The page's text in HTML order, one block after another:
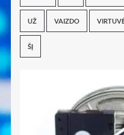
UŽ VAIZDO
ŠĮ